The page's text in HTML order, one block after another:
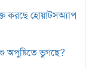
করছে হোয়াটসঅ্যাপ
অপুষ্টিতে ভুগছে?